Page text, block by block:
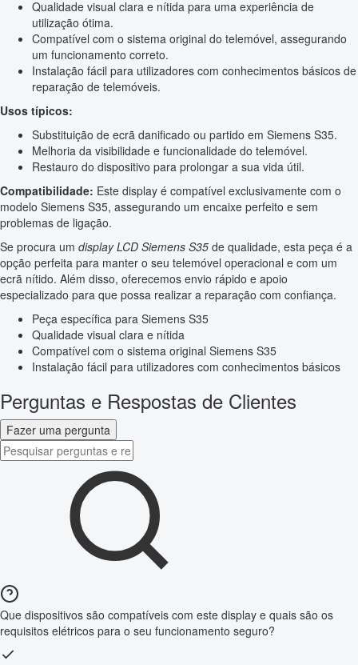
Qualidade visual clara e nítida para uma experiência de
utilização ótima.
Compatível com o sistema original do telemóvel, assegurando
um funcionamento correto.
Instalação fácil para utilizadores com conhecimentos básicos de
reparação de telemóveis.
Usos típicos:
Substituição de ecrã danificado ou partido em Siemens S35.
Melhoria da visibilidade e funcionalidade do telemóvel.
Restauro do dispositivo para prolongar a sua vida útil.
Compatibilidade: Este display é compatível exclusivamente com o
modelo Siemens S35, assegurando um encaixe perfeito e sem
problemas de ligação.
Se procura um display LCD Siemens S35 de qualidade, esta peça é a
opção perfeita para manter o seu telemóvel operacional e com um
ecrã nítido. Além disso, oferecemos envio rápido e apoio
especializado para que possa realizar a reparação com confiança.
Peça específica para Siemens S35
Qualidade visual clara e nítida
Compatível com o sistema original Siemens S35
Instalação fácil para utilizadores com conhecimentos básicos
Perguntas e Respostas de Clientes
Fazer uma pergunta
Que dispositivos são compatíveis com este display e quais são os
requisitos elétricos para o seu funcionamento seguro?